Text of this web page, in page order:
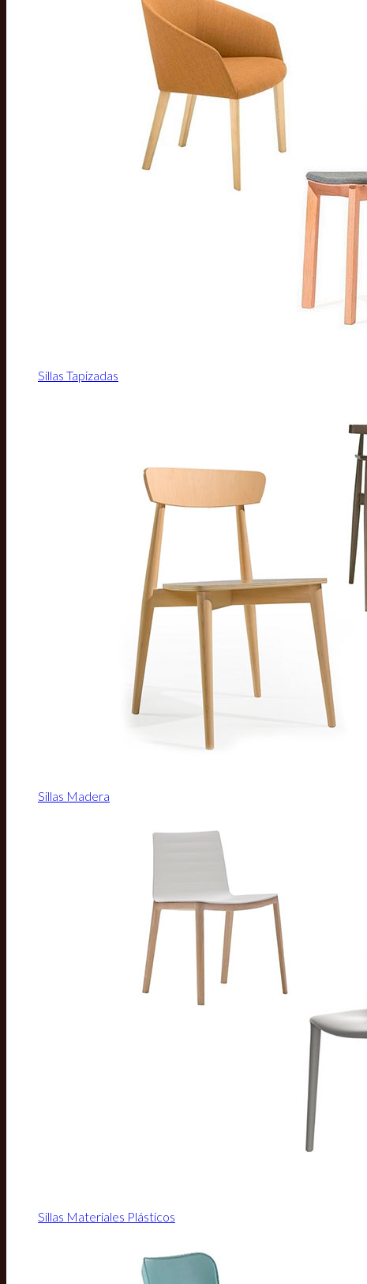
Sillas Tapizadas
Sillas Madera
Sillas Materiales Plásticos